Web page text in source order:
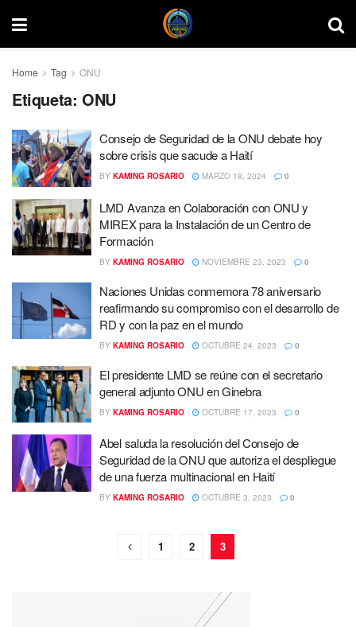
Home Tag ONU
Etiqueta: ONU
Consejo de Seguridad de la ONU debate hoy
sobre crisis que sacude a Haití
BY KAMING ROSARIO MARZO 18, 2024 0
LMD Avanza en Colaboración con ONU y
MIREX para la Instalación de un Centro de
Formación
BY KAMING ROSARIO NOVIEMBRE 23, 2023 0
Naciones Unidas conmemora 78 aniversario
reafirmando su compromiso con el desarrollo de
RD y con la paz en el mundo
BY KAMING ROSARIO OCTUBRE 24, 2023 0
El presidente LMD se reúne con el secretario
general adjunto ONU en Ginebra
BY KAMING ROSARIO OCTUBRE 17, 2023 0
Abel saluda la resolución del Consejo de
Seguridad de la ONU que autoriza el despliegue
de una fuerza multinacional en Haití
BY KAMING ROSARIO OCTUBRE 3, 2023 0
1 2 3